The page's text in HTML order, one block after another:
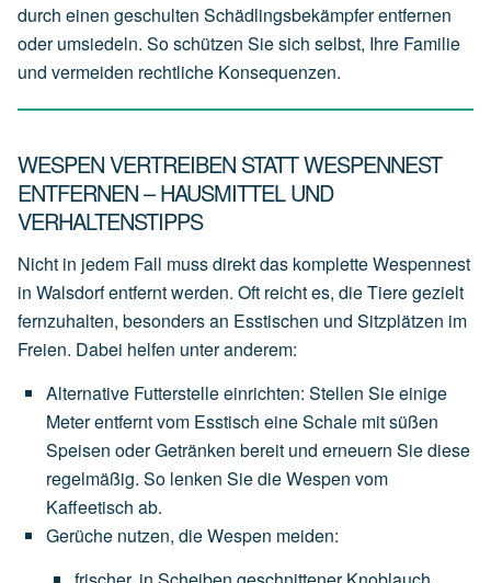
durch einen geschulten Schädlingsbekämpfer entfernen
oder umsiedeln. So schützen Sie sich selbst, Ihre Familie
und vermeiden rechtliche Konsequenzen.
WESPEN VERTREIBEN STATT WESPENNEST
ENTFERNEN – HAUSMITTEL UND
VERHALTENSTIPPS
Nicht in jedem Fall muss direkt das komplette Wespennest
in Walsdorf entfernt werden. Oft reicht es, die Tiere gezielt
fernzuhalten, besonders an Esstischen und Sitzplätzen im
Freien. Dabei helfen unter anderem:
Alternative Futterstelle einrichten: Stellen Sieeinige
Meterentferntvom Esstisch eineSchale mitsüßen
Speisen oderGetränken bereit und erneuern Siediese
regelmäßig. So lenken SiedieWespen vom
Kaffeetisch ab.
Gerüche nutzen, die Wespen meiden: